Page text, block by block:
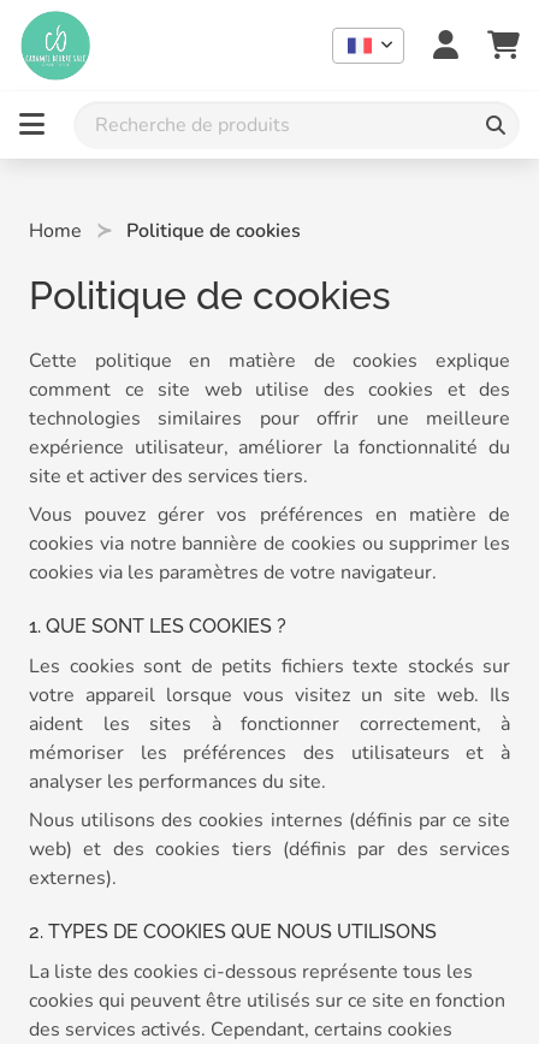
Home Politique de cookies
Politique de cookies
Cette politique en matière de cookies explique
comment ce site web utilise des cookies et des
technologies similaires pour offrir une meilleure
expérience utilisateur, améliorer la fonctionnalité du
site et activer des services tiers.
Vous pouvez gérer vos préférences en matière de
cookies via notre bannière de cookies ou supprimer les
cookies via les paramètres de votre navigateur.
1. QUE SONT LES COOKIES ?
Les cookies sont de petits fichiers texte stockés sur
votre appareil lorsque vous visitez un site web. Ils
aident les sites à fonctionner correctement, à
mémoriser les préférences des utilisateurs et à
analyser les performances du site.
Nous utilisons des cookies internes (définis par ce site
web) et des cookies tiers (définis par des services
externes).
2. TYPES DE COOKIES QUE NOUS UTILISONS
La liste des cookies ci-dessous représente tous les
cookies qui peuvent être utilisés sur ce site en fonction
des services activés. Cependant, certains cookies